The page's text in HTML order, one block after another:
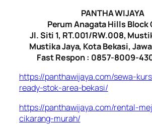
PANTHA WIJAYA
Perum Anagata Hills Block
Jl. Siti 1, RT.001/RW.008,
Mustika Jaya, Kota Bekasi, Jawa
Fast Respon : 0857-8009-
https://panthawijaya.com/sewa-
ready-stok-area-bekasi/
https://panthawijaya.com/rental-
cikarang-murah/